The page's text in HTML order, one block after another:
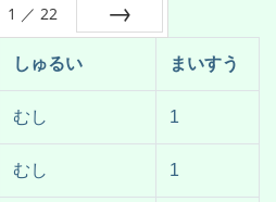
1 ／ 22
しゅるい まいすう
むし 1
むし 1